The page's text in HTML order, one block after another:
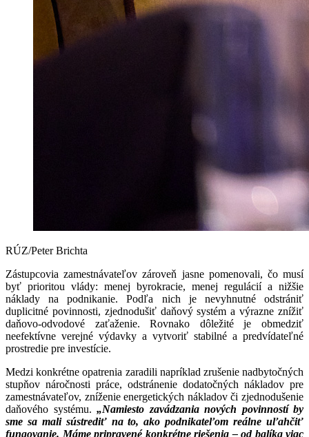
RÚZ/Peter Brichta
Zástupcovia zamestnávateľov zároveň jasne pomenovali, čo musí
byť prioritou vlády: menej byrokracie, menej regulácií a nižšie
náklady na podnikanie. Podľa nich je nevyhnutné odstrániť
duplicitné povinnosti, zjednodušiť daňový systém a výrazne znížiť
daňovo-odvodové zaťaženie. Rovnako dôležité je obmedziť
neefektívne verejné výdavky a vytvoriť stabilné a predvídateľné
prostredie pre investície.
Medzi konkrétne opatrenia zaradili napríklad zrušenie nadbytočných
stupňov náročnosti práce, odstránenie dodatočných nákladov pre
zamestnávateľov, zníženie energetických nákladov či zjednodušenie
daňového systému. „Namiesto zavádzania nových povinností by
sme sa mali sústrediť na to, ako podnikateľom reálne uľahčiť
fungovanie. Máme pripravené konkrétne riešenia – od balíka viac